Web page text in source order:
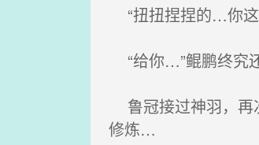
“扭扭捏捏的…你这
“给你…”鲲鹏终究
鲁冠接过神羽，再
修炼…